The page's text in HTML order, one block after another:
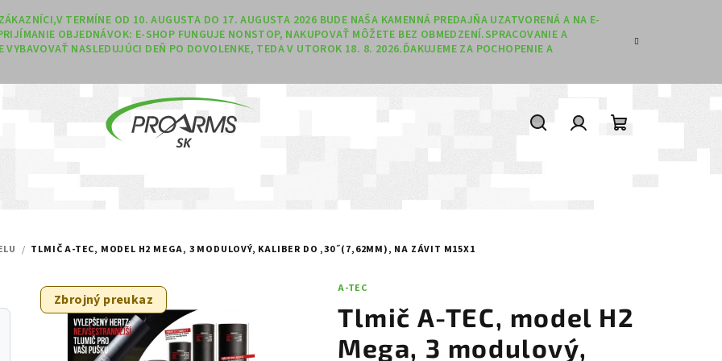
TERMÍNE OD 10. AUGUSTA DO 17. AUGUSTA 2026 BUDE NAŠA KAMENNÁ PREDAJŇA UZATVORENÁ A NA E-
OBJEDNÁVOK: E-SHOP FUNGUJE NONSTOP, NAKUPOVAŤ MÔŽETE BEZ OBMEDZENÍ.SPRACOVANIE A
VYBAVOVAŤ NASLEDUJÚCI DEŇ PO DOVOLENKE, TEDA V UTOROK 18. 8. 2026.ĎAKUJEME ZA POCHOPENIE A
Nákupný košík
/ TLMIČ A-TEC, MODEL H2 MEGA, 3 MODULOVÝ, KALIBER DO ,30˝(7,62MM), NA ZÁVIT M15X1
A-TEC
Tlmič A-TEC, model H2
Mega, 3 modulový,
Zbrojný preukaz